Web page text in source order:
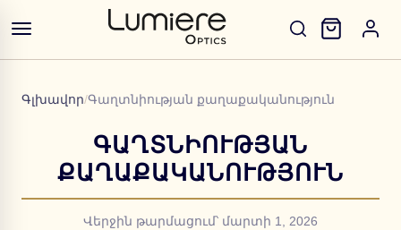
Գլխավոր/Գաղտնիության քաղաքականություն
ԳԱՂՏՆԻՈՒԹՅԱՆ
ՔԱՂԱՔԱԿԱՆՈՒԹՅՈՒՆ
Վերջին թարմացում՝ մարտի 1, 2026